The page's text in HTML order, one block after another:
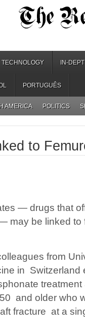
TECHNOLOGY IN-
PORTUGUÊS
AMERICA POLITICS
to
— drugs that
may be linked to
from
in Switzerland
treatment
and older who
fracture at a